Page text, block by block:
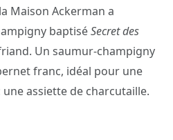
Maison Ackerman a
baptiséSecret des
Un saumur-champigny
franc, idéal pour une
assiette de charcutaille.